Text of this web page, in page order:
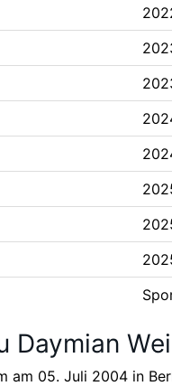
Daymian
am 05. Juli 2004 in